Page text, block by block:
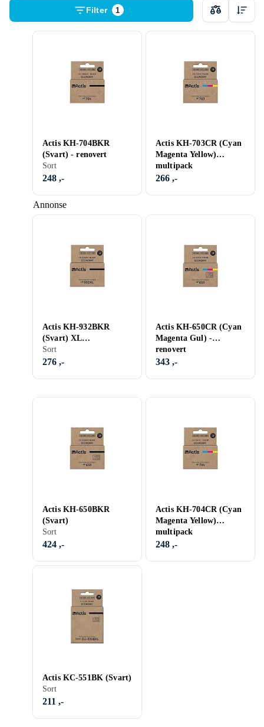
Filter 1
Annonse
Actis KH-704BKR
(Svart) - renovert
Sort
248 ,-
Actis KH-703CR (Cyan
Magenta Yellow)
multipack
266 ,-
Actis KH-932BKR
(Svart) XL
remanufacturert
blekkpatron
Sort
276 ,-
Actis KH-650CR (Cyan
Magenta Gul) -
renovert
343 ,-
Actis KH-650BKR
(Svart)
Sort
424 ,-
Actis KH-704CR (Cyan
Magenta Yellow)
multipack
248 ,-
Actis KC-551BK (Svart)
Sort
211 ,-